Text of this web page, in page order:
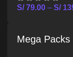
S/79.00 – S/
Mega Packs